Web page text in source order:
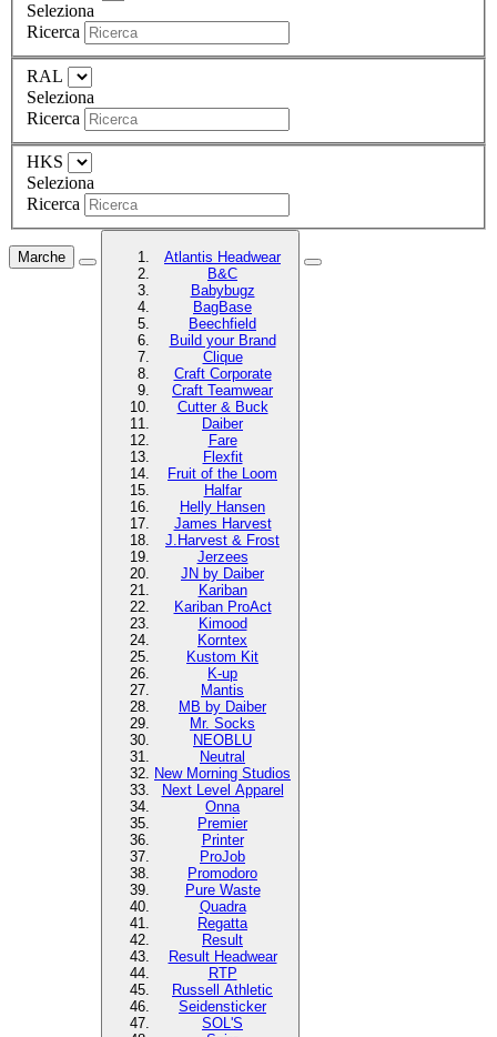
Seleziona
Ricerca
RAL
Seleziona
Ricerca
HKS
Seleziona
Ricerca
Marche
Atlantis Headwear
B&C
Babybugz
BagBase
Beechfield
Build your Brand
Clique
Craft Corporate
Craft Teamwear
Cutter & Buck
Daiber
Fare
Flexfit
Fruit of the Loom
Halfar
Helly Hansen
James Harvest
J.Harvest & Frost
Jerzees
JN by Daiber
Kariban
Kariban ProAct
Kimood
Korntex
Kustom Kit
K-up
Mantis
MB by Daiber
Mr. Socks
NEOBLU
Neutral
New Morning Studios
Next Level Apparel
Onna
Premier
Printer
ProJob
Promodoro
Pure Waste
Quadra
Regatta
Result
Result Headwear
RTP
Russell Athletic
Seidensticker
SOL'S